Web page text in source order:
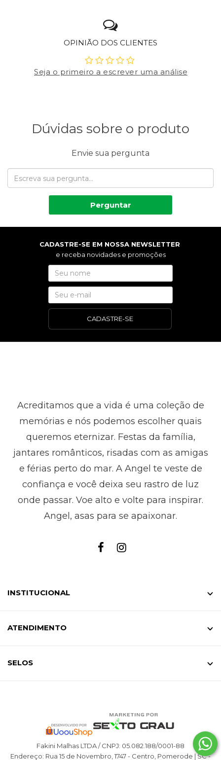
OPINIÃO DOS CLIENTES
Seja o primeiro a escrever uma análise
Dúvidas sobre o produto
Envie sua pergunta
Perguntar
CADASTRE-SE EM NOSSA NEWSLETTER
e receba novidades e promoções
CADASTRE-SE
Acreditamos que a vida é uma coleção de
memórias e nós podemos escolher quais
queremos eternizar. Festas da família,
jantares românticos, risadas com as amigas
e férias perto do mar. A Angel te veste de
confiança e você deixa seu rastro de luz
onde passar. Voe alto e volte para inspirar.
Angel, asas para se apaixonar.
INSTITUCIONAL
ATENDIMENTO
SELOS
Fakini Malhas LTDA / CNPJ: 05.082.188/0001-88
Endereço: Rua 15 de Novembro, 1747 - Centro, Pomerode | SC -